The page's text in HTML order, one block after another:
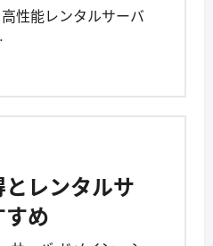
性能レンタルサーバ
レンタルサ
め